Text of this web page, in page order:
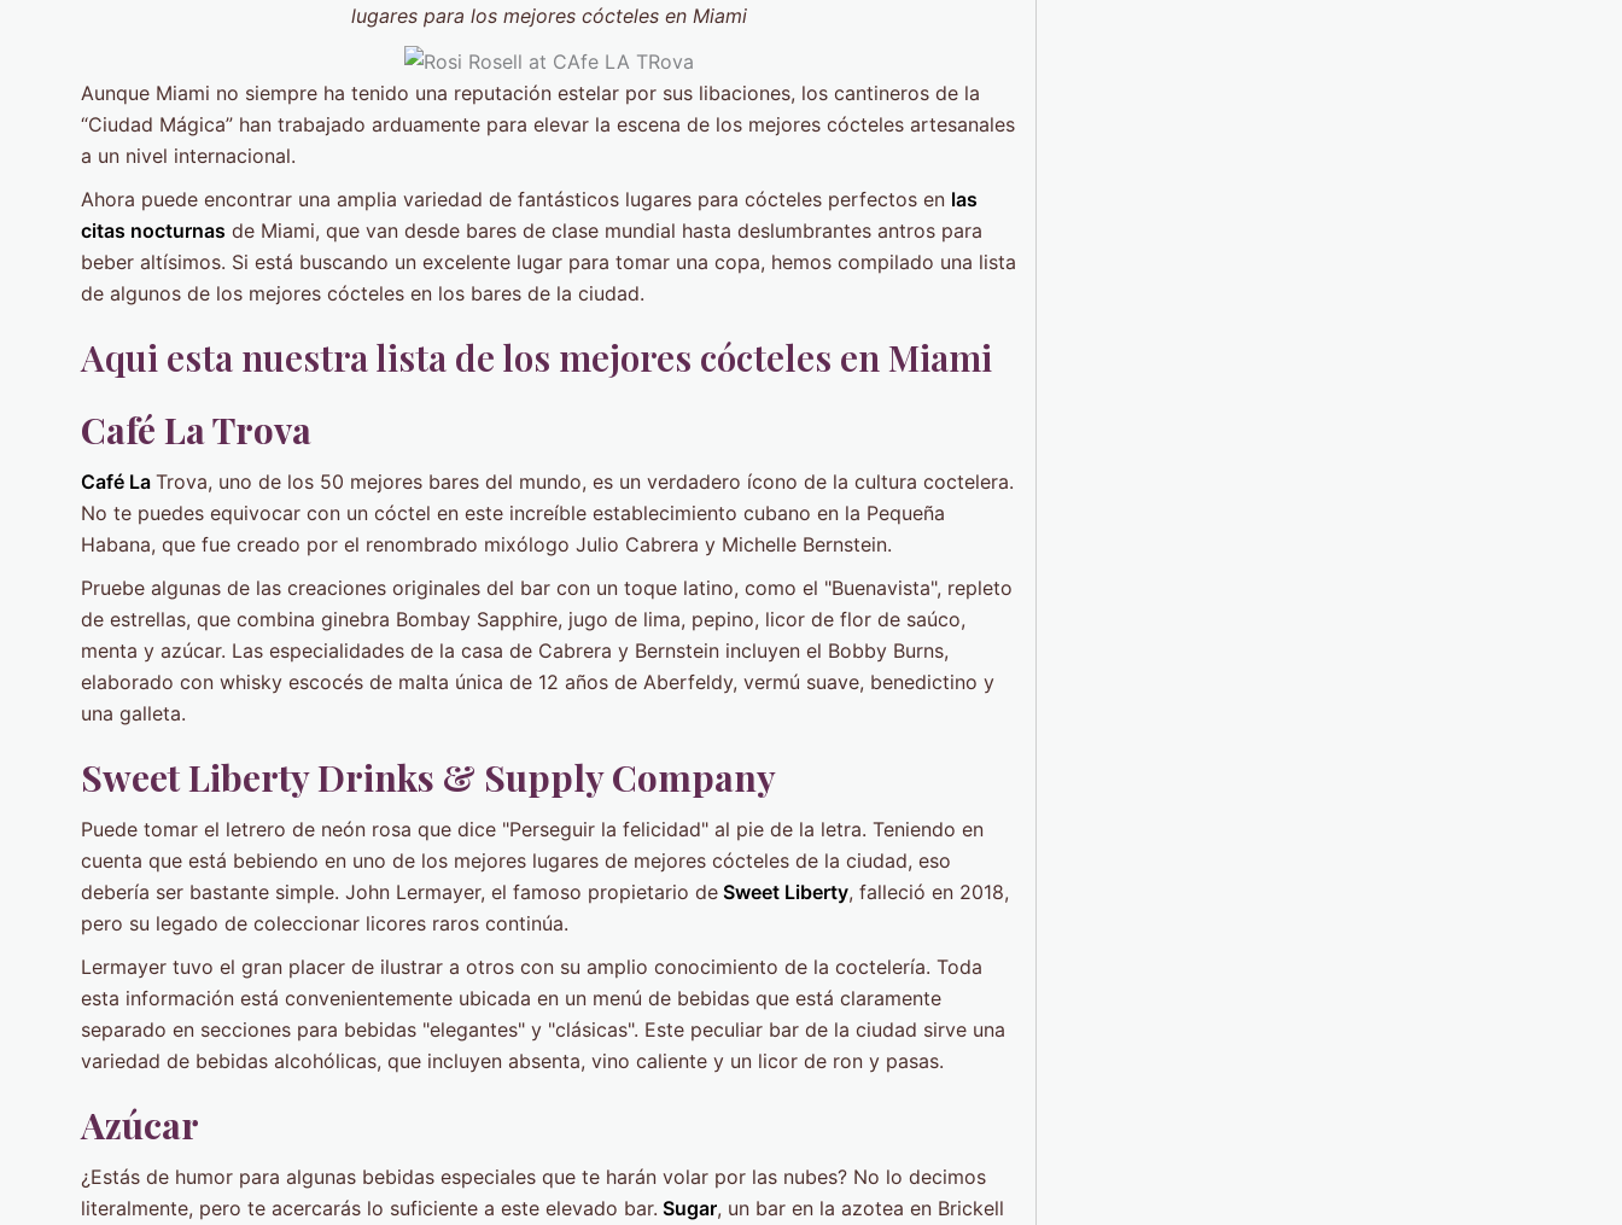
lugares para los mejores cócteles en Miami
Aunque Miami no siempre ha tenido una reputación estelar por sus libaciones, los cantineros de la
“Ciudad Mágica” han trabajado arduamente para elevar la escena de los mejores cócteles artesanales
a un nivel internacional.
Ahora puede encontrar una amplia variedad de fantásticos lugares para cócteles perfectos en las
citas nocturnas de Miami, que van desde bares de clase mundial hasta deslumbrantes antros para
beber altísimos. Si está buscando un excelente lugar para tomar una copa, hemos compilado una lista
de algunos de los mejores cócteles en los bares de la ciudad.
Aqui esta nuestra lista de los mejores cócteles en Miami
Café La Trova
Café La Trova, uno de los 50 mejores bares del mundo, es un verdadero ícono de la cultura coctelera.
No te puedes equivocar con un cóctel en este increíble establecimiento cubano en la Pequeña
Habana, que fue creado por el renombrado mixólogo Julio Cabrera y Michelle Bernstein.
Pruebe algunas de las creaciones originales del bar con un toque latino, como el "Buenavista", repleto
de estrellas, que combina ginebra Bombay Sapphire, jugo de lima, pepino, licor de flor de saúco,
menta y azúcar. Las especialidades de la casa de Cabrera y Bernstein incluyen el Bobby Burns,
elaborado con whisky escocés de malta única de 12 años de Aberfeldy, vermú suave, benedictino y
una galleta.
Sweet Liberty Drinks & Supply Company
Puede tomar el letrero de neón rosa que dice "Perseguir la felicidad" al pie de la letra. Teniendo en
cuenta que está bebiendo en uno de los mejores lugares de mejores cócteles de la ciudad, eso
debería ser bastante simple. John Lermayer, el famoso propietario de Sweet Liberty, falleció en 2018,
pero su legado de coleccionar licores raros continúa.
Lermayer tuvo el gran placer de ilustrar a otros con su amplio conocimiento de la coctelería. Toda
esta información está convenientemente ubicada en un menú de bebidas que está claramente
separado en secciones para bebidas "elegantes" y "clásicas". Este peculiar bar de la ciudad sirve una
variedad de bebidas alcohólicas, que incluyen absenta, vino caliente y un licor de ron y pasas.
Azúcar
¿Estás de humor para algunas bebidas especiales que te harán volar por las nubes? No lo decimos
literalmente, pero te acercarás lo suficiente a este elevado bar. Sugar, un bar en la azotea en Brickell